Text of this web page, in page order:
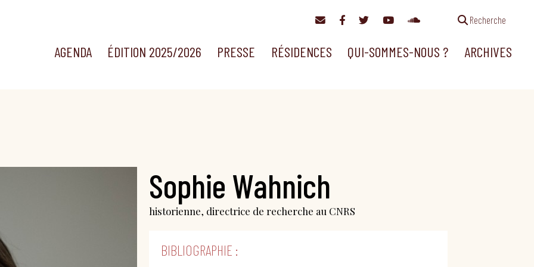
Recherche
AGENDA ÉDITION 2025/2026 PRESSE RÉSIDENCES QUI-SOMMES-NOUS ? ARCHIVES
Sophie Wahnich
historienne, directrice de recherche au CNRS
BIBLIOGRAPHIE :